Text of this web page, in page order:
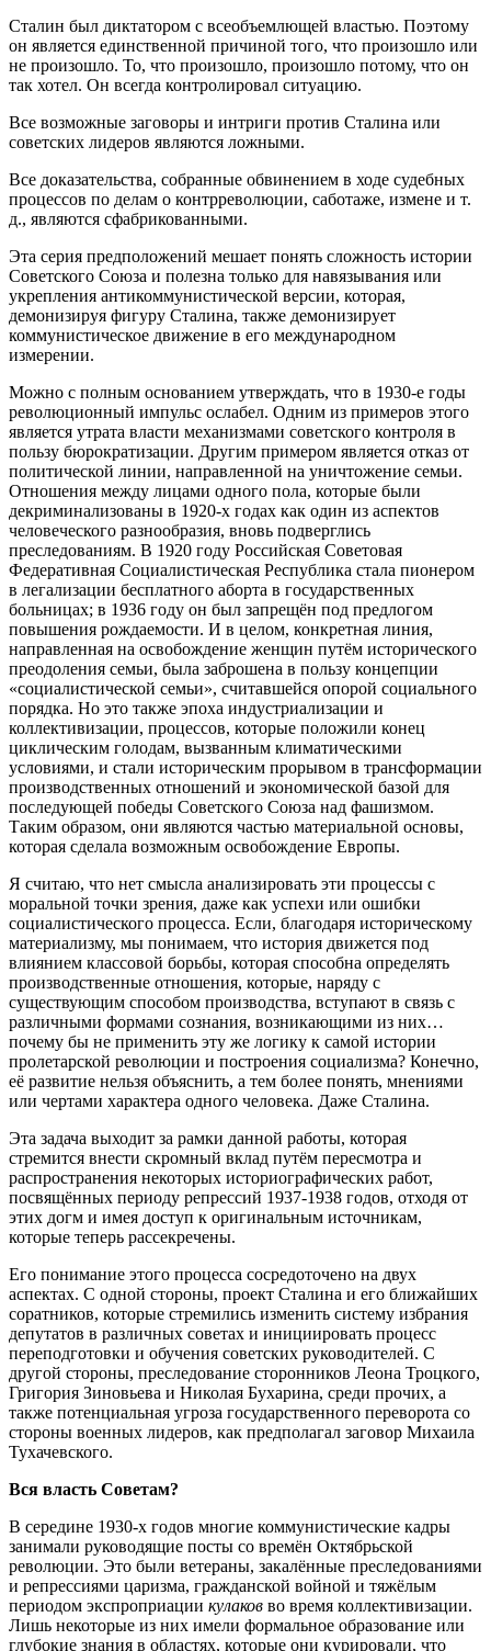
Сталин был диктатором с всеобъемлющей властью. Поэтому
он является единственной причиной того, что произошло или
не произошло. То, что произошло, произошло потому, что он
так хотел. Он всегда контролировал ситуацию.
Все возможные заговоры и интриги против Сталина или
советских лидеров являются ложными.
Все доказательства, собранные обвинением в ходе судебных
процессов по делам о контрреволюции, саботаже, измене и т.
д., являются сфабрикованными.
Эта серия предположений мешает понять сложность истории
Советского Союза и полезна только для навязывания или
укрепления антикоммунистической версии, которая,
демонизируя фигуру Сталина, также демонизирует
коммунистическое движение в его международном
измерении.
Можно с полным основанием утверждать, что в 1930-е годы
революционный импульс ослабел. Одним из примеров этого
является утрата власти механизмами советского контроля в
пользу бюрократизации. Другим примером является отказ от
политической линии, направленной на уничтожение семьи.
Отношения между лицами одного пола, которые были
декриминализованы в 1920-х годах как один из аспектов
человеческого разнообразия, вновь подверглись
преследованиям. В 1920 году Российская Советовая
Федеративная Социалистическая Республика стала пионером
в легализации бесплатного аборта в государственных
больницах; в 1936 году он был запрещён под предлогом
повышения рождаемости. И в целом, конкретная линия,
направленная на освобождение женщин путём исторического
преодоления семьи, была заброшена в пользу концепции
«социалистической семьи», считавшейся опорой социального
порядка. Но это также эпоха индустриализации и
коллективизации, процессов, которые положили конец
циклическим голодам, вызванным климатическими
условиями, и стали историческим прорывом в трансформации
производственных отношений и экономической базой для
последующей победы Советского Союза над фашизмом.
Таким образом, они являются частью материальной основы,
которая сделала возможным освобождение Европы.
Я считаю, что нет смысла анализировать эти процессы с
моральной точки зрения, даже как успехи или ошибки
социалистического процесса. Если, благодаря историческому
материализму, мы понимаем, что история движется под
влиянием классовой борьбы, которая способна определять
производственные отношения, которые, наряду с
существующим способом производства, вступают в связь с
различными формами сознания, возникающими из них…
почему бы не применить эту же логику к самой истории
пролетарской революции и построения социализма? Конечно,
её развитие нельзя объяснить, а тем более понять, мнениями
или чертами характера одного человека. Даже Сталина.
Эта задача выходит за рамки данной работы, которая
стремится внести скромный вклад путём пересмотра и
распространения некоторых историографических работ,
посвящённых периоду репрессий 1937-1938 годов, отходя от
этих догм и имея доступ к оригинальным источникам,
которые теперь рассекречены.
Его понимание этого процесса сосредоточено на двух
аспектах. С одной стороны, проект Сталина и его ближайших
соратников, которые стремились изменить систему избрания
депутатов в различных советах и инициировать процесс
переподготовки и обучения советских руководителей. С
другой стороны, преследование сторонников Леона Троцкого,
Григория Зиновьева и Николая Бухарина, среди прочих, а
также потенциальная угроза государственного переворота со
стороны военных лидеров, как предполагал заговор Михаила
Тухачевского.
Вся власть Советам?
В середине 1930-х годов многие коммунистические кадры
занимали руководящие посты со времён Октябрьской
революции. Это были ветераны, закалённые преследованиями
и репрессиями царизма, гражданской войной и тяжёлым
периодом экспроприации кулаков во время коллективизации.
Лишь некоторые из них имели формальное образование или
глубокие знания в областях, которые они курировали, что